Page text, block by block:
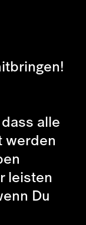
alle
werden
leisten
Du